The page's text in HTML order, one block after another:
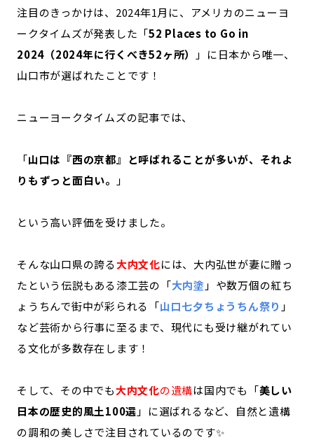
注目のきっかけは、2024年1月に、アメリカのニューヨ
ークタイムズが発表した「52 Places to Go in
2024（2024年に行くべき52ヶ所）
」に日本から唯一、
山口市が選ばれたことです！
ニューヨークタイムズの記事では、
「山口は『西の京都』と呼ばれることが多いが、それよ
りもずっと面白い。
」
という高い評価を受けました。
そんな山口県の誇る大内文化には、大内弘世が妻に贈っ
たという伝説もある漆工芸の「大内塗 」や数万個の紅ち
ょうちんで街中が彩られる「山口七夕ちょうちん祭り 」
など芸術から行事に至るまで、現代にも受け継がれてい
る文化が多数存在します！
そして、その中でも大内文化の遺構は国内でも「美しい
日本の歴史的風土100選 」に選ばれるなど、自然と遺構
の調和の美しさで注目されているのです✨